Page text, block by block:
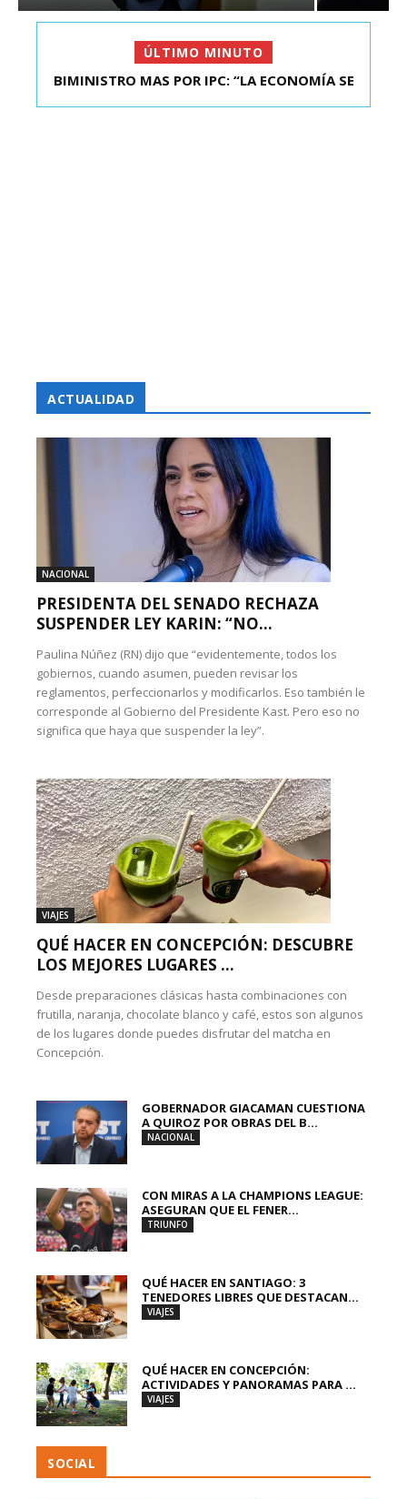
ÚLTIMO MINUTO
BIMINISTRO MAS POR IPC: “LA ECONOMÍA SE
ACTUALIDAD
NACIONAL
PRESIDENTA DEL SENADO RECHAZA
SUSPENDER LEY KARIN: “NO...
Paulina Núñez (RN) dijo que “evidentemente, todos los
gobiernos, cuando asumen, pueden revisar los
reglamentos, perfeccionarlos y modificarlos. Eso también le
corresponde al Gobierno del Presidente Kast. Pero eso no
significa que haya que suspender la ley”.
VIAJES
QUÉ HACER EN CONCEPCIÓN: DESCUBRE
LOS MEJORES LUGARES ...
Desde preparaciones clásicas hasta combinaciones con
frutilla, naranja, chocolate blanco y café, estos son algunos
de los lugares donde puedes disfrutar del matcha en
Concepción.
GOBERNADOR GIACAMAN CUESTIONA
A QUIROZ POR OBRAS DEL B...
NACIONAL
CON MIRAS A LA CHAMPIONS LEAGUE:
ASEGURAN QUE EL FENER...
TRIUNFO
QUÉ HACER EN SANTIAGO: 3
TENEDORES LIBRES QUE DESTACAN...
VIAJES
QUÉ HACER EN CONCEPCIÓN:
ACTIVIDADES Y PANORAMAS PARA ...
VIAJES
SOCIAL